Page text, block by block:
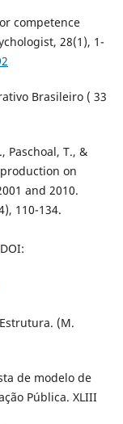
competence
28(1), 1-
Brasileiro ( 33
Paschoal, T., &
on
and 2010.
110-134.
(M.
de modelo de
Pública. XLIII